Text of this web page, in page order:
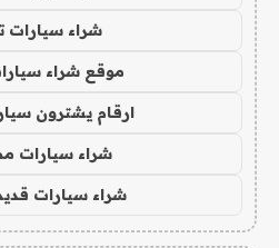
شراء سيارات
موقع شراء
ارقام يشترون
شراء سيارات
شراء سيارات